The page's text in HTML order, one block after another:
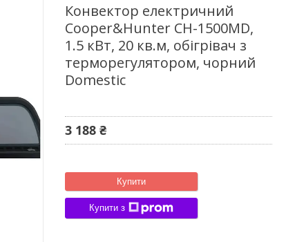
Конвектор електричний
Cooper&Hunter CH-1500MD,
1.5 кВт, 20 кв.м, обігрівач з
терморегулятором, чорний
Domestic
3 188 ₴
Купити
Купити з